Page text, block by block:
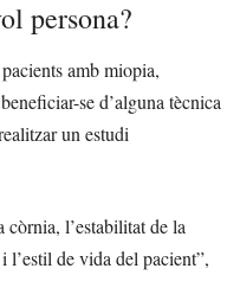
persona?
amb miopia,
se d’alguna tècnica
un estudi
l’estabilitat de la
l’estil de vida del pacient”,